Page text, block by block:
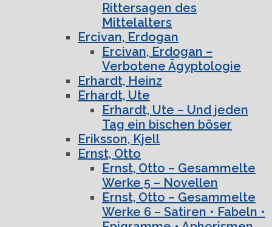
Rittersagen des
Mittelalters
Ercivan, Erdogan
Ercivan, Erdogan –
Verbotene Ägyptologie
Erhardt, Heinz
Erhardt, Ute
Erhardt, Ute – Und jeden
Tag ein bischen böser
Eriksson, Kjell
Ernst, Otto
Ernst, Otto – Gesammelte
Werke 5 – Novellen
Ernst, Otto – Gesammelte
Werke 6 – Satiren • Fabeln •